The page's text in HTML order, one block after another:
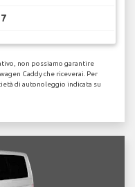
non possiamo garantire
Caddy che riceverai. Per
di autonoleggio indicata su